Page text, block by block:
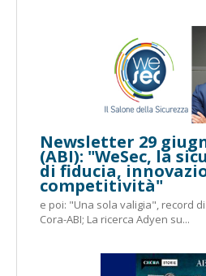
Newsletter 29
(ABI): "WeSec, la
di fiducia,
competitività"
e poi: "Una sola valigia", record
Cora-ABI; La ricerca Adyen su...